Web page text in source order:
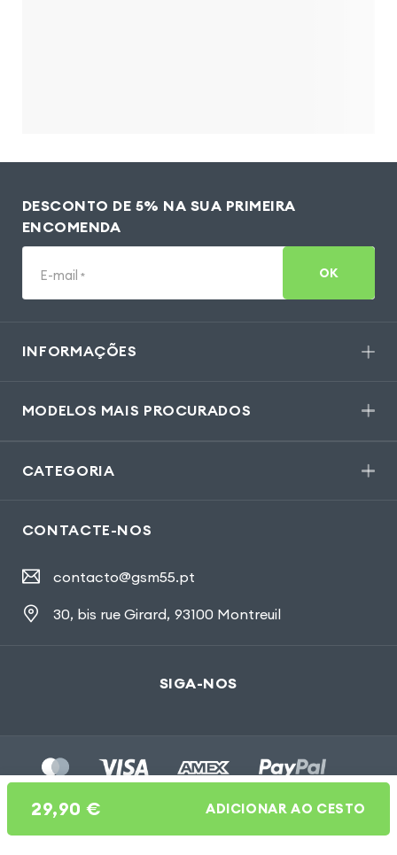
29,90 € ADICIONAR AO CESTO
DESCONTO DE 5% NA SUA PRIMEIRA
ENCOMENDA
E-mail * OK
INFORMAÇÕES
MODELOS MAIS PROCURADOS
CATEGORIA
CONTACTE-NOS
contacto@gsm55.pt
30, bis rue Girard, 93100 Montreuil
SIGA-NOS